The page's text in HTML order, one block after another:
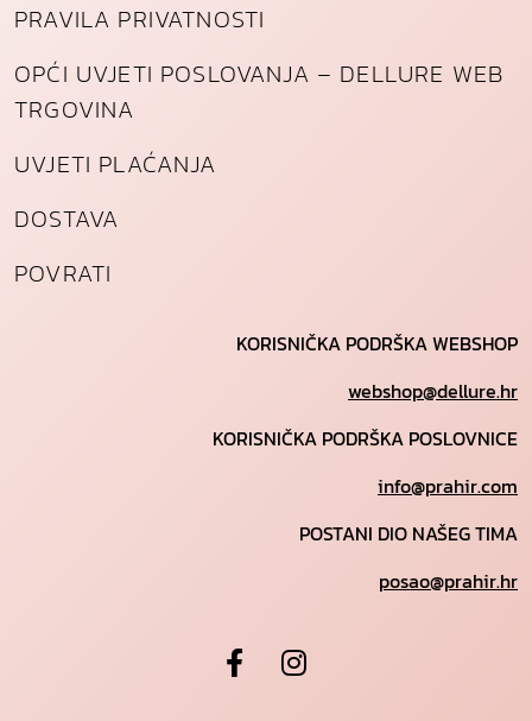
PRAVILA PRIVATNOSTI
OPĆI UVJETI POSLOVANJA – DELLURE WEB
TRGOVINA
UVJETI PLAĆANJA
DOSTAVA
POVRATI
KORISNIČKA PODRŠKA WEBSHOP
webshop@dellure.hr
KORISNIČKA PODRŠKA POSLOVNICE
info@prahir.com
POSTANI DIO NAŠEG TIMA
posao@prahir.hr